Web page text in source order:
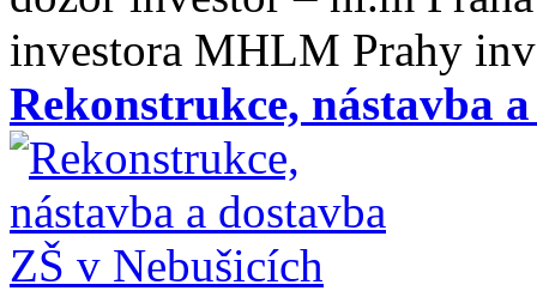
investora MHLM Prahy
Rekonstrukce, nástavba